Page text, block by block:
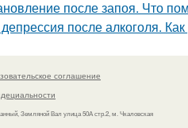
после запоя. Что
после алкоголя.
соглашение
Земляной Вал улица 50А стр.2, м. Чкаловская